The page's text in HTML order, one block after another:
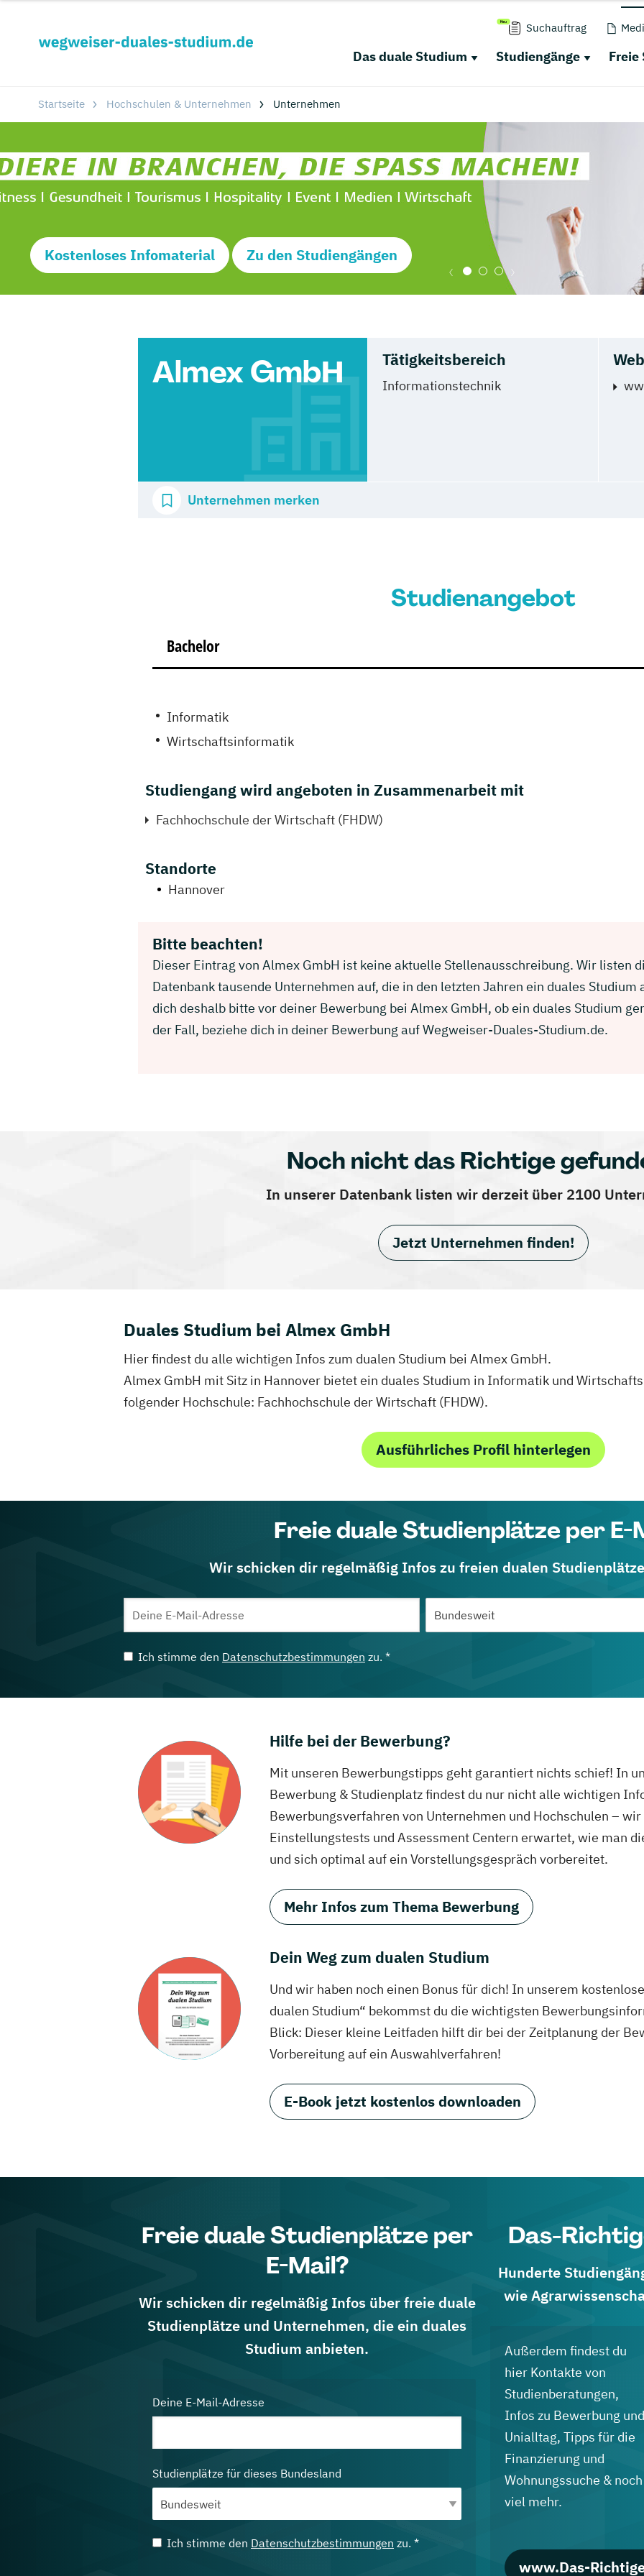
Suchauftrag
Das duale Studium Studiengänge Freie
Startseite Hochschulen & Unternehmen Unternehmen
Kostenloses Infomaterial Zu den Studiengängen
Almex GmbH Tätigkeitsbereich
Informationstechnik
Unternehmen merken
Studienangebot
Bachelor
Informatik
Wirtschaftsinformatik
Studiengang wird angeboten in Zusammenarbeit mit
Fachhochschule der Wirtschaft (FHDW)
Standorte
Hannover
Bitte beachten!
Dieser Eintrag von Almex GmbH ist keine aktuelle Stellenausschreibung. Wir listen
Datenbank tausende Unternehmen auf, die in den letzten Jahren ein duales Studium
dich deshalb bitte vor deiner Bewerbung bei Almex GmbH, ob ein duales Studium
der Fall, beziehe dich in deiner Bewerbung auf Wegweiser-Duales-Studium.de.
Noch nicht das Richtige
In unserer Datenbank listen wir derzeit über 2100
Jetzt Unternehmen finden!
Duales Studium bei Almex GmbH
Hier findest du alle wichtigen Infos zum dualen Studium bei Almex GmbH.
Almex GmbH mit Sitz in Hannover bietet ein duales Studium in Informatik und
folgender Hochschule: Fachhochschule der Wirtschaft (FHDW).
Ausführliches Profil hinterlegen
Freie duale Studienplätze per E-
Wir schicken dir regelmäßig Infos zu freien dualen
Ich stimme den Datenschutzbestimmungen zu. *
Hilfe bei der Bewerbung?
Mit unseren Bewerbungstipps geht garantiert nichts schief! In
Bewerbung & Studienplatz findest du nur nicht alle wichtigen
Bewerbungsverfahren von Unternehmen und Hochschulen –
Einstellungstests und Assessment Centern erwartet, wie man
und sich optimal auf ein Vorstellungsgespräch vorbereitet.
Mehr Infos zum Thema Bewerbung
Dein Weg zum dualen Studium
Und wir haben noch einen Bonus für dich! In unserem
dualen Studium“ bekommst du die wichtigsten
Blick: Dieser kleine Leitfaden hilft dir bei der Zeitplanung der
Vorbereitung auf ein Auswahlverfahren!
E-Book jetzt kostenlos downloaden
Freie duale Studienplätze per
E-Mail?
Wir schicken dir regelmäßig Infos über freie duale
Studienplätze und Unternehmen, die ein duales
Studium anbieten.
Deine E-Mail-Adresse
Studienplätze für dieses Bundesland
Ich stimme den Datenschutzbestimmungen zu. *
Das-
Hunderte
wie
Außerdem findest du
hier Kontakte von
Studienberatungen,
Infos zu Bewerbung und
Unialltag, Tipps für die
Finanzierung und
Wohnungssuche & noch
viel mehr.
www.Das-